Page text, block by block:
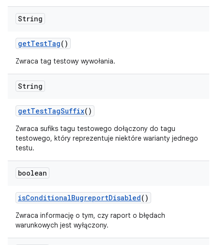
String
getTestTag()
Zwraca tag testowy wywołania.
String
getTestTagSuffix()
Zwraca sufiks tagu testowego dołączony do tagu
testowego, który reprezentuje niektóre warianty jednego
testu.
boolean
isConditionalBugreportDisabled()
Zwraca informację o tym, czy raport o błędach
warunkowych jest wyłączony.